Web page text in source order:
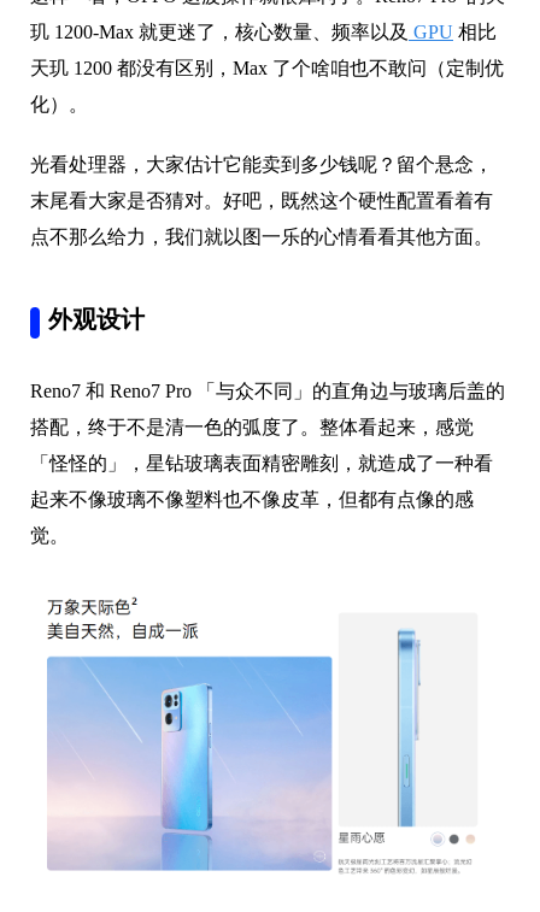
玑 1200-Max 就更迷了，核心数量、频率以及 GPU 相比
天玑 1200 都没有区别，Max 了个啥咱也不敢问（定制优
化）。
光看处理器，大家估计它能卖到多少钱呢？留个悬念，
末尾看大家是否猜对。好吧，既然这个硬性配置看着有
点不那么给力，我们就以图一乐的心情看看其他方面。
外观设计
Reno7 和 Reno7 Pro 「与众不同」的直角边与玻璃后盖的
搭配，终于不是清一色的弧度了。整体看起来，感觉
「怪怪的」，星钻玻璃表面精密雕刻，就造成了一种看
起来不像玻璃不像塑料也不像皮革，但都有点像的感
觉。